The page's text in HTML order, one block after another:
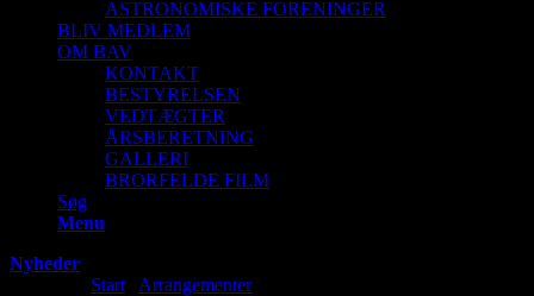
ASTRONOMISKE FORENINGER
BLIV MEDLEM
OM BAV
KONTAKT
BESTYRELSEN
VEDTÆGTER
ÅRSBERETNING
GALLERI
BRORFELDE FILM
Søg
Menu
Nyheder
Start Arrangementer